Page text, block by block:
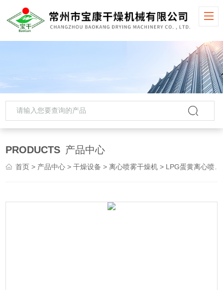
PRODUCTS 产品中心
首页 > 产品中心 >干燥设备 >离心喷雾干燥机 > LPG蛋黄离心喷雾干燥机